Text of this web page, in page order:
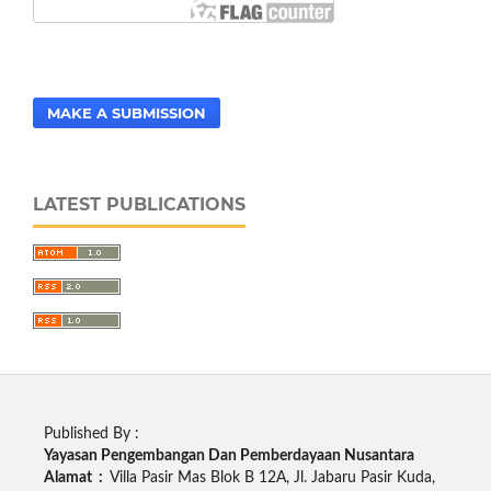
MAKE A SUBMISSION
LATEST PUBLICATIONS
Published By :
Yayasan Pengembangan Dan Pemberdayaan Nusantara
Alamat : Villa Pasir Mas Blok B 12A, Jl. Jabaru Pasir Kuda,